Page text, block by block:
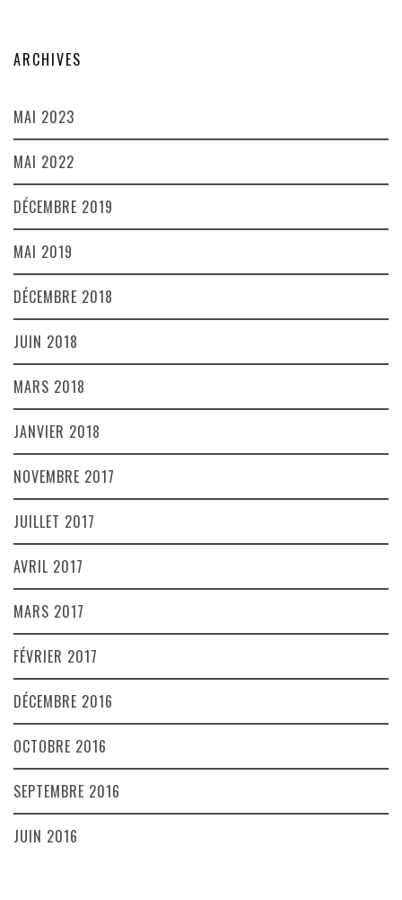
ARCHIVES
MAI 2023
MAI 2022
DÉCEMBRE 2019
MAI 2019
DÉCEMBRE 2018
JUIN 2018
MARS 2018
JANVIER 2018
NOVEMBRE 2017
JUILLET 2017
AVRIL 2017
MARS 2017
FÉVRIER 2017
DÉCEMBRE 2016
OCTOBRE 2016
SEPTEMBRE 2016
JUIN 2016